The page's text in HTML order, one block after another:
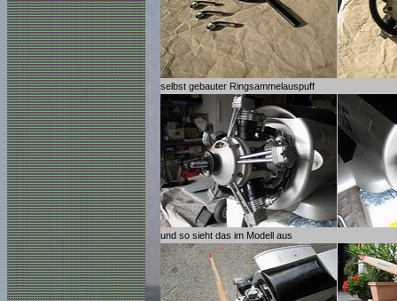
selbst gebauter Ringsammelauspuff
und so sieht das im Modell aus